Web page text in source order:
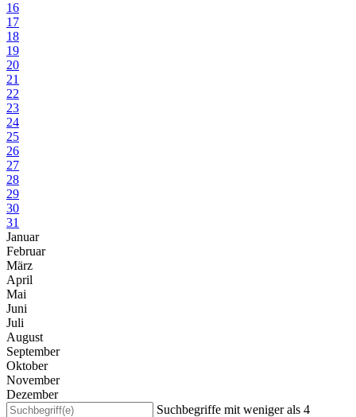
16
17
18
19
20
21
22
23
24
25
26
27
28
29
30
31
Januar
Februar
März
April
Mai
Juni
Juli
August
September
Oktober
November
Dezember
Suchbegriffe mit weniger als 4